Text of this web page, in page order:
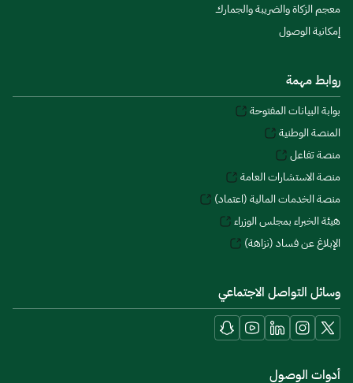
معجم الزكاة والضريبة والجمارك
إمكانية الوصول
روابط مهمة
بوابة البيانات المفتوحة
المنصة الوطنية
منصة تفاعل
منصة الاستشارات العامة
منصة الخدمات المالية (اعتماد)
هيئة الخبراء بمجلس الوزراء
الإبلاغ عن فساد (نزاهة)
وسائل التواصل الاجتماعي
أدوات الوصول